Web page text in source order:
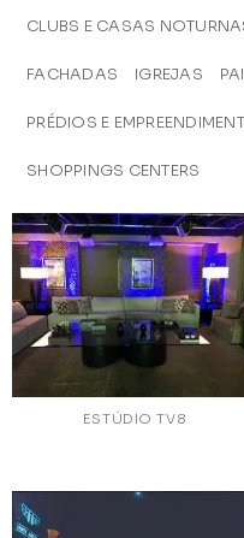
CLUBS E CASAS
FACHADAS IGREJAS
PRÉDIOS E
SHOPPINGS CENTERS
ESTÚDIO TV8